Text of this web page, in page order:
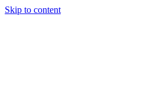
Skip to content